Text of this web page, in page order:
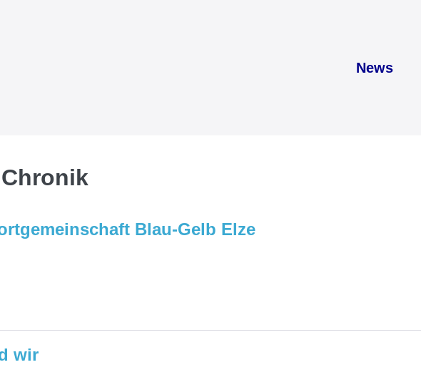
News
Chronik
Blau-Gelb Elze
wir